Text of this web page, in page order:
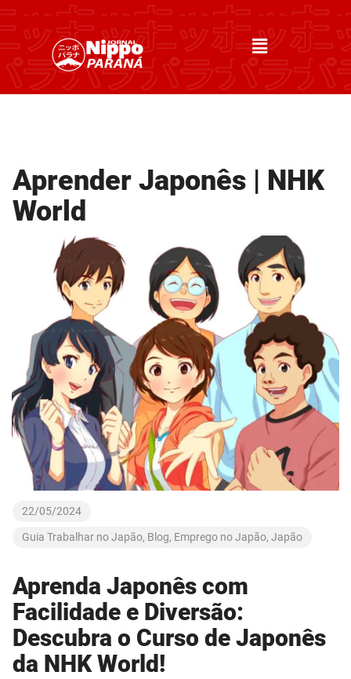
Aprender Japonês | NHK
World
22/05/2024
Guia Trabalhar no Japão, Blog, Emprego no Japão, Japão
Aprenda Japonês com
Facilidade e Diversão:
Descubra o Curso de Japonês
da NHK World!